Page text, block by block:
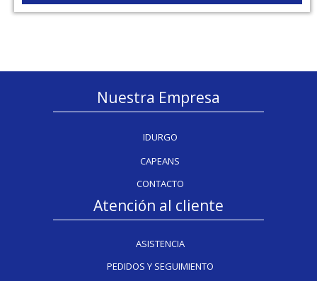
Nuestra Empresa
IDURGO
CAPEANS
CONTACTO
Atención al cliente
ASISTENCIA
PEDIDOS Y SEGUIMIENTO